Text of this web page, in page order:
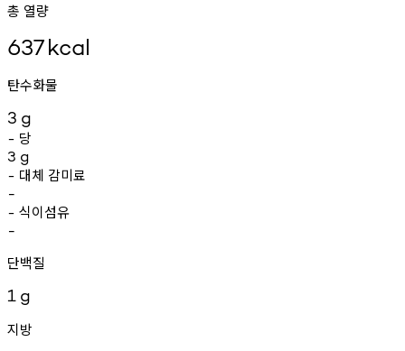
총 열량
637kcal
탄수화물
3 g
- 당
3 g
- 대체 감미료
-
- 식이섬유
-
단백질
1 g
지방